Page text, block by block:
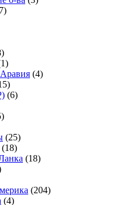
(4)
(6)
(25)
(18)
(18)
(204)
(4)